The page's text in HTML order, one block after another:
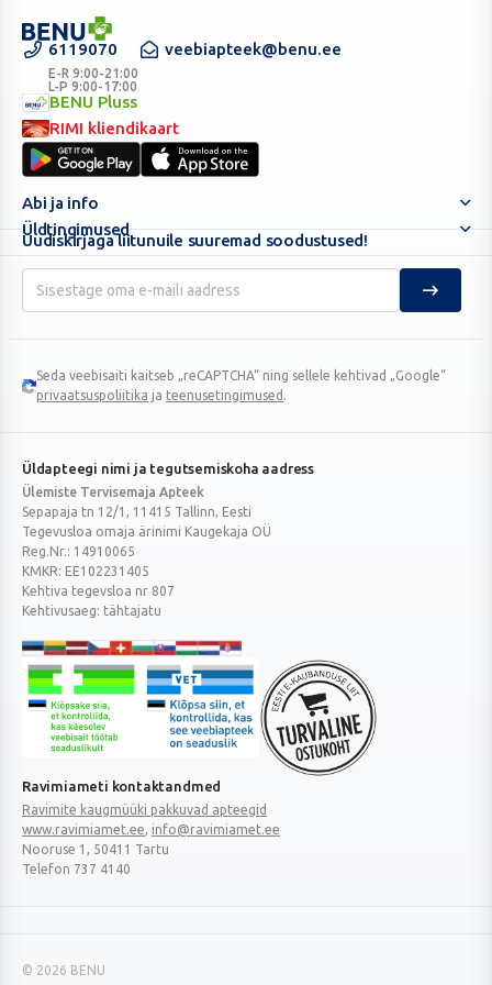
BENU
Veebiapteek
6119070
E-R 9:00-21:00
L-P 9:00-17:00
veebiapteek@benu.ee
BENU
Pluss
BENU Pluss
RIMI
kliendikaart
RIMI kliendikaart
Abi ja info
Üldtingimused
Uudiskirjaga liitunuile suuremad soodustused!
Google
Seda veebisaiti kaitseb „reCAPTCHA“ ning sellele kehtivad „Google“
privaatsuspoliitika ja teenusetingimused .
Üldapteegi nimi ja tegutsemiskoha aadress
Ülemiste Tervisemaja Apteek
Sepapaja tn 12/1, 11415 Tallinn, Eesti
Tegevusloa omaja ärinimi Kaugekaja OÜ
Reg.Nr.: 14910065
KMKR: EE102231405
Kehtiva tegevsloa nr 807
Kehtivusaeg: tähtajatu
Ravimiameti kontaktandmed
Ravimite kaugmüüki pakkuvad apteegid
www.ravimiamet.ee, info@ravimiamet.ee
Nooruse 1, 50411 Tartu
Telefon 737 4140
õigust
tõendav
logo
õigust
tõendav
logo
ostukoht
© 2026 BENU